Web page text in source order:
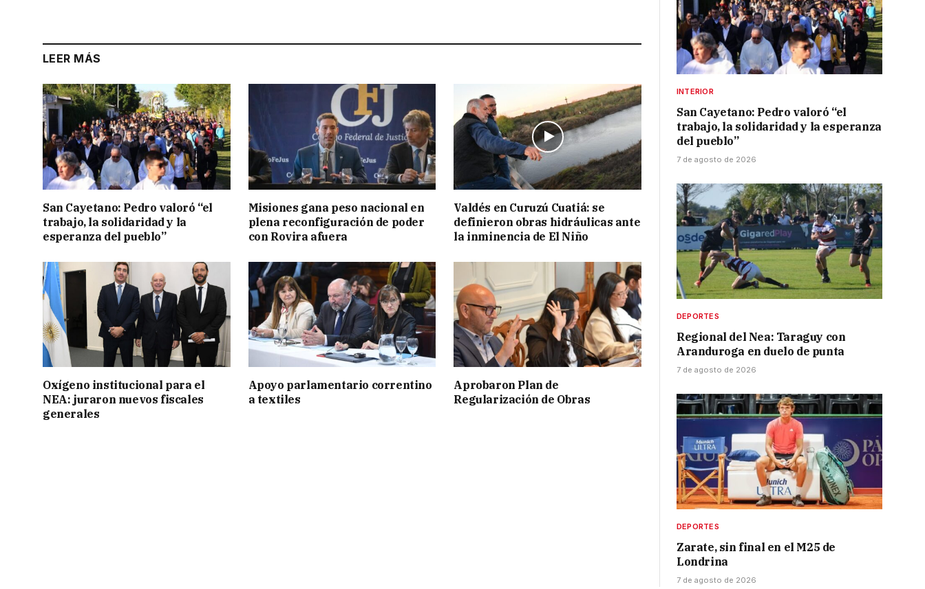
LEER MÁS
San Cayetano: Pedro valoró “el
trabajo, la solidaridad y la
esperanza del pueblo”
Misiones gana peso nacional en
plena reconfiguración de poder
con Rovira afuera
Valdés en Curuzú Cuatiá: se
definieron obras hidráulicas ante
la inminencia de El Niño
Oxígeno institucional para el
NEA: juraron nuevos fiscales
generales
Apoyo parlamentario correntino
a textiles
Aprobaron Plan de
Regularización de Obras
INTERIOR
San Cayetano: Pedro valoró “el
trabajo, la solidaridad y la esperanza
del pueblo”
7 de agosto de 2026
DEPORTES
Regional del Nea: Taraguy con
Aranduroga en duelo de punta
7 de agosto de 2026
DEPORTES
Zarate, sin final en el M25 de
Londrina
7 de agosto de 2026